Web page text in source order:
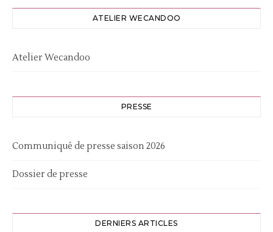
ATELIER WECANDOO
Atelier Wecandoo
PRESSE
Communiqué de presse saison 2026
Dossier de presse
DERNIERS ARTICLES